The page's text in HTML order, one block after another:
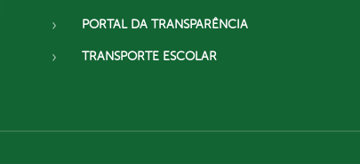
PORTAL DA TRANSPARÊNCIA
TRANSPORTE ESCOLAR